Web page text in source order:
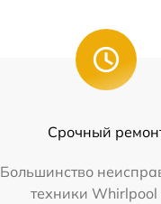
Срочный
Большинство
техники